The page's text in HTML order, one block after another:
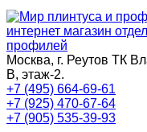
Москва, г. Реутов ТК
В, этаж-2.
+7 (495) 664-69-61
+7 (925) 470-67-64
+7 (905) 535-39-93